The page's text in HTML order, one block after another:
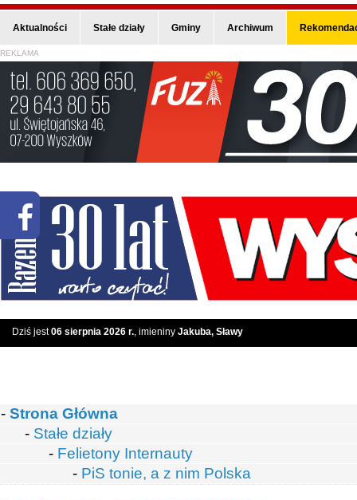
Aktualności Stałe działy Gminy Archiwum
REKLAMA
Dziś jest06 sierpnia 2026 r., imieniny Jakuba, Sławy
- Strona Główna
- Stałe działy
- Felietony Internauty
- PiS tonie, a z nim Polska